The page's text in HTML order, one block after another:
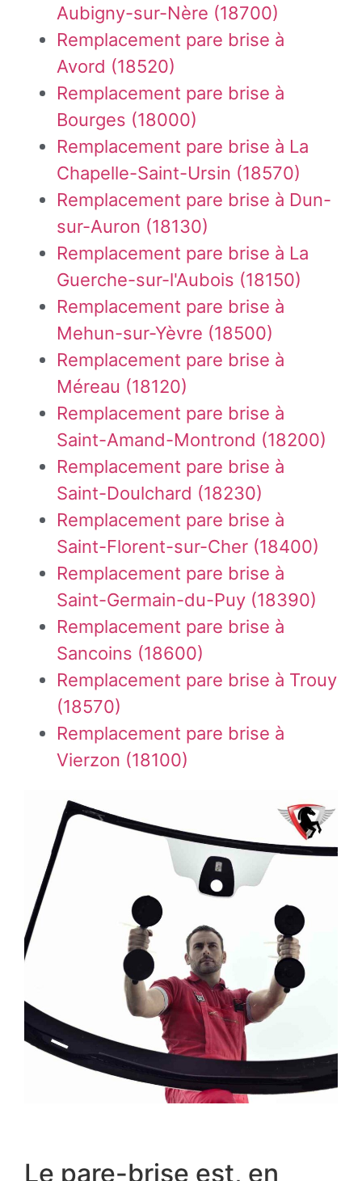
Aubigny-sur-Nère (18700)
Remplacement pare brise à
Avord (18520)
Remplacement pare brise à
Bourges (18000)
Remplacement pare brise à La
Chapelle-Saint-Ursin (18570)
Remplacement pare brise à Dun-
sur-Auron (18130)
Remplacement pare brise à La
Guerche-sur-l'Aubois (18150)
Remplacement pare brise à
Mehun-sur-Yèvre (18500)
Remplacement pare brise à
Méreau (18120)
Remplacement pare brise à
Saint-Amand-Montrond (18200)
Remplacement pare brise à
Saint-Doulchard (18230)
Remplacement pare brise à
Saint-Florent-sur-Cher (18400)
Remplacement pare brise à
Saint-Germain-du-Puy (18390)
Remplacement pare brise à
Sancoins (18600)
Remplacement pare brise à Trouy
(18570)
Remplacement pare brise à
Vierzon (18100)
Le pare-brise est, en